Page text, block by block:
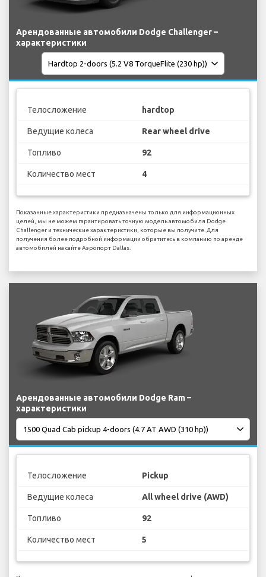
Арендованные автомобили Dodge Challenger –
характеристики
Телосложение hardtop
Ведущие колеса Rear wheel drive
Топливо 92
Количество мест 4
Показанные характеристики предназначены только для информационных
целей, мы не можем гарантировать точную модель автомобиля Dodge
Challenger и технические характеристики, которые вы получите. Для
получения более подробной информации обратитесь в компанию по аренде
автомобилей на сайте Аэропорт Dallas.
Арендованные автомобили Dodge Ram –
характеристики
Телосложение Pickup
Ведущие колеса All wheel drive (AWD)
Топливо 92
Количество мест 5